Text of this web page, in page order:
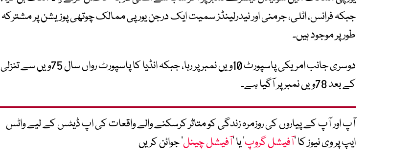
جبکہفرانس، اٹلی، جرمنی اور نیدرلینڈزسمیت ایک درجن یورپی ممالک چوتھی پوزیشن پر مشترکہ
طور پر موجود ہیں۔
دوسری جانبامریکی
پاسپورٹ 10ویں نمبر پر رہا، جبکہ انڈیا کا پاسپورٹ رواں سال 75ویں سے تنزلی
کے بعد 78ویں نمبر پر آگیا ہے۔
آپ اور آپ کے پیاروں کی روزمرہ زندگی کو متاثر کرسکنے والے واقعات کی اپ ڈیٹس کے لیے واٹس
ایپ پر وی نیوز کا ’آفیشل گروپ‘ یا ’آفیشل چینل‘ جوائن کریں